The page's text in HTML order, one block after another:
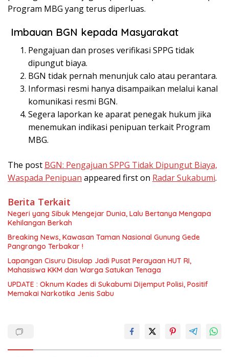
Program MBG yang terus diperluas.
Imbauan BGN kepada Masyarakat
Pengajuan dan proses verifikasi SPPG tidak
dipungut biaya.
BGN tidak pernah menunjuk calo atau perantara.
Informasi resmi hanya disampaikan melalui kanal
komunikasi resmi BGN.
Segera laporkan ke aparat penegak hukum jika
menemukan indikasi penipuan terkait Program
MBG.
The post BGN: Pengajuan SPPG Tidak Dipungut Biaya,
Waspada Penipuan appeared first on Radar Sukabumi.
Berita Terkait
Negeri yang Sibuk Mengejar Dunia, Lalu Bertanya Mengapa
Kehilangan Berkah
Breaking News, Kawasan Taman Nasional Gunung Gede
Pangrango Terbakar !
Lapangan Cisuru Disulap Jadi Pusat Perayaan HUT RI,
Mahasiswa KKM dan Warga Satukan Tenaga
UPDATE : Oknum Kades di Sukabumi Dijemput Polisi, Positif
Memakai Narkotika Jenis Sabu